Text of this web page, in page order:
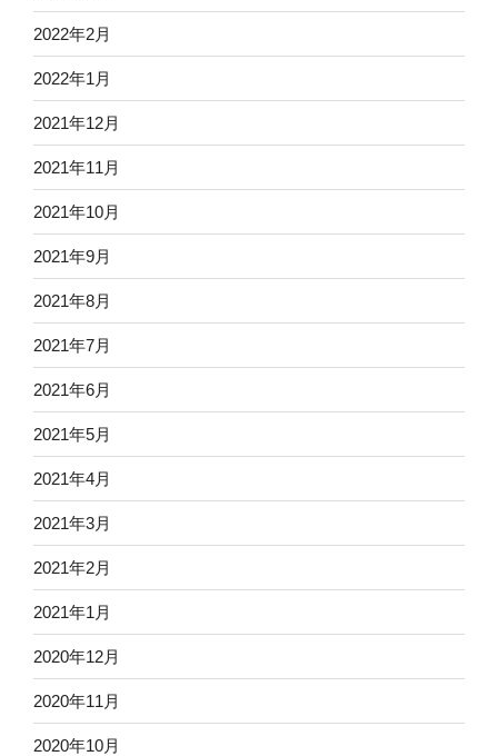
2022年2月
2022年1月
2021年12月
2021年11月
2021年10月
2021年9月
2021年8月
2021年7月
2021年6月
2021年5月
2021年4月
2021年3月
2021年2月
2021年1月
2020年12月
2020年11月
2020年10月